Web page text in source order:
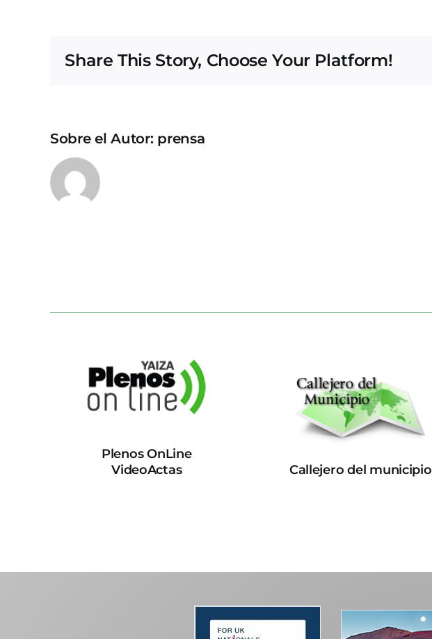
Share This Story, Choose Your Platform!
Sobre el Autor: prensa
Plenos OnLine
VideoActas
Callejero del municipio